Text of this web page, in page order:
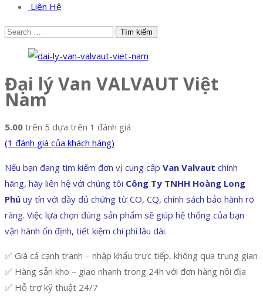
Liên Hệ
Đại lý Van VALVAUT Việt
Nam
5.00 trên 5 dựa trên 1 đánh giá
(1 đánh giá của khách hàng)
Nếu bạn đang tìm kiếm đơn vị cung cấp Van Valvaut chính
hãng, hãy liên hệ với chúng tôi Công Ty TNHH Hoàng Long
Phú uy tín với đầy đủ chứng từ CO, CQ, chính sách bảo hành rõ
ràng. Việc lựa chọn đúng sản phẩm sẽ giúp hệ thống của bạn
vận hành ổn định, tiết kiệm chi phí lâu dài.
✅ Giá cả cạnh tranh – nhập khẩu trực tiếp, không qua trung gian
✅ Hàng sẵn kho – giao nhanh trong 24h với đơn hàng nội địa
✅ Hỗ trợ kỹ thuật 24/7